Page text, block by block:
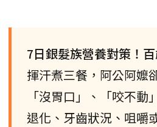
7日銀髮族營養對策！
揮汗煮三餐，阿公阿嬤
「沒胃口」、「咬不動
退化、牙齒狀況、咀嚼